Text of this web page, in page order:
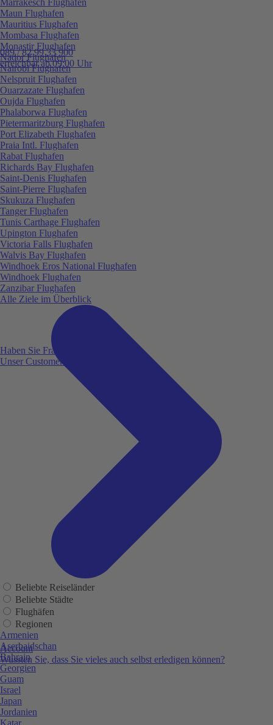
089 / 82 99 33 900
erreichbar ab 09:00 Uhr
Haben Sie Fragen?
Unser Customer Service ist für Sie da!
Account
Wussten Sie, dass Sie vieles auch selbst erledigen können?
Maun Flughafen
Mauritius Flughafen
Mombasa Flughafen
Monastir Flughafen
Nador Flughafen
Nairobi Flughafen
Nelspruit Flughafen
Ouarzazate Flughafen
Oujda Flughafen
Phalaborwa Flughafen
Pietermaritzburg Flughafen
Port Elizabeth Flughafen
Praia Intl. Flughafen
Rabat Flughafen
Richards Bay Flughafen
Saint-Denis Flughafen
Saint-Pierre Flughafen
Skukuza Flughafen
Tanger Flughafen
Tunis Carthage Flughafen
Upington Flughafen
Victoria Falls Flughafen
Walvis Bay Flughafen
Windhoek Eros National Flughafen
Windhoek Flughafen
Zanzibar Flughafen
Alle Ziele im Überblick
Beliebte Reiseländer
Beliebte Städte
Flughäfen
Regionen
Armenien
Aserbaidschan
Bahrain
Georgien
Guam
Israel
Japan
Jordanien
Katar